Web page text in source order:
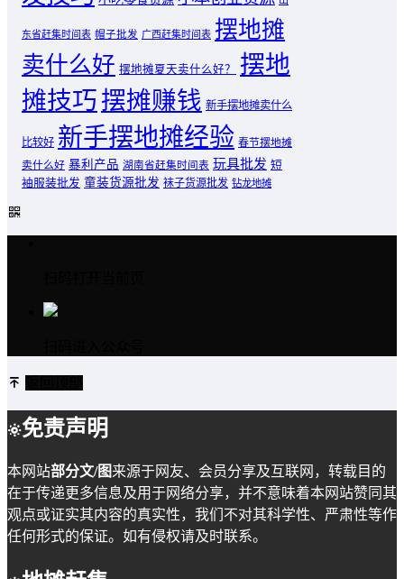
东省赶集时间表 帽子批发 广西赶集时间表 摆地摊
卖什么好 摆地摊夏天卖什么好？
摆地
摊技巧摆摊赚钱 新手摆地摊卖什么
比较好 新手摆地摊经验 春节摆地摊
卖什么好 暴利产品 湖南省赶集时间表 玩具批发 短
袖服装批发 童装货源批发 袜子货源批发 钻龙地摊
免责声明
本网站部分文/图来源于网友、会员分享及互联网，转载目的
在于传递更多信息及用于网络分享，并不意味着本网站赞同其
观点或证实其内容的真实性，我们不对其科学性、严肃性等作
任何形式的保证。如有侵权请及时联系。